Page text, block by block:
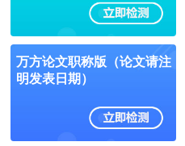
万方论文职称版（论文请注
明发表日期）